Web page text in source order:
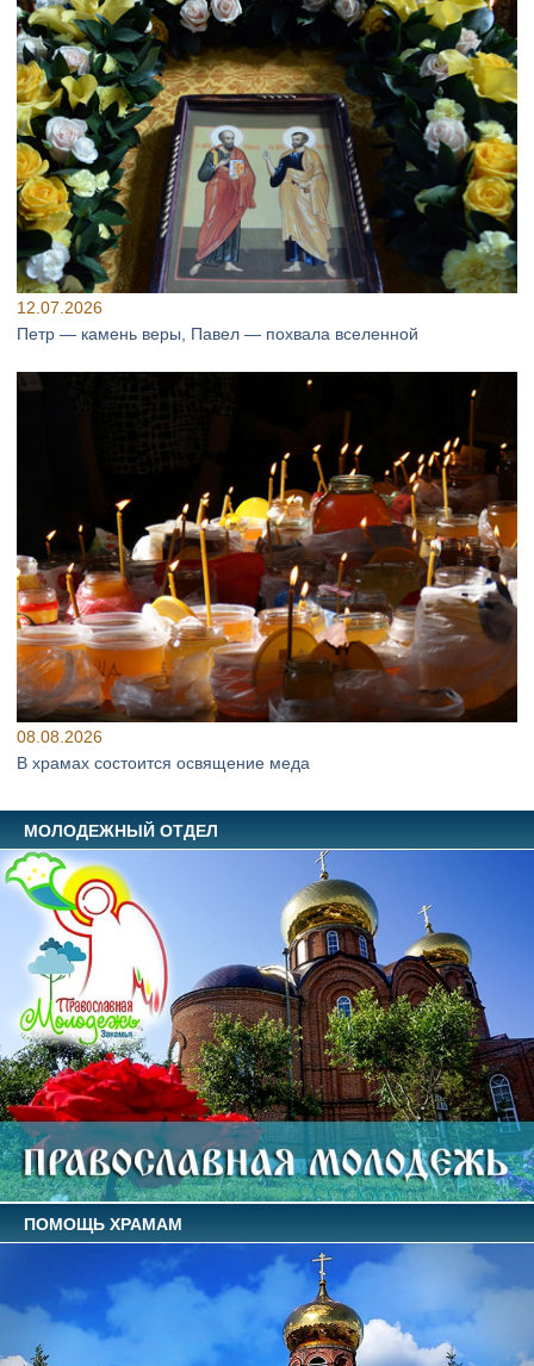
12.07.2026
Петр — камень веры, Павел — похвала вселенной
08.08.2026
В храмах состоится освящение меда
МОЛОДЕЖНЫЙ ОТДЕЛ
ПОМОЩЬ ХРАМАМ